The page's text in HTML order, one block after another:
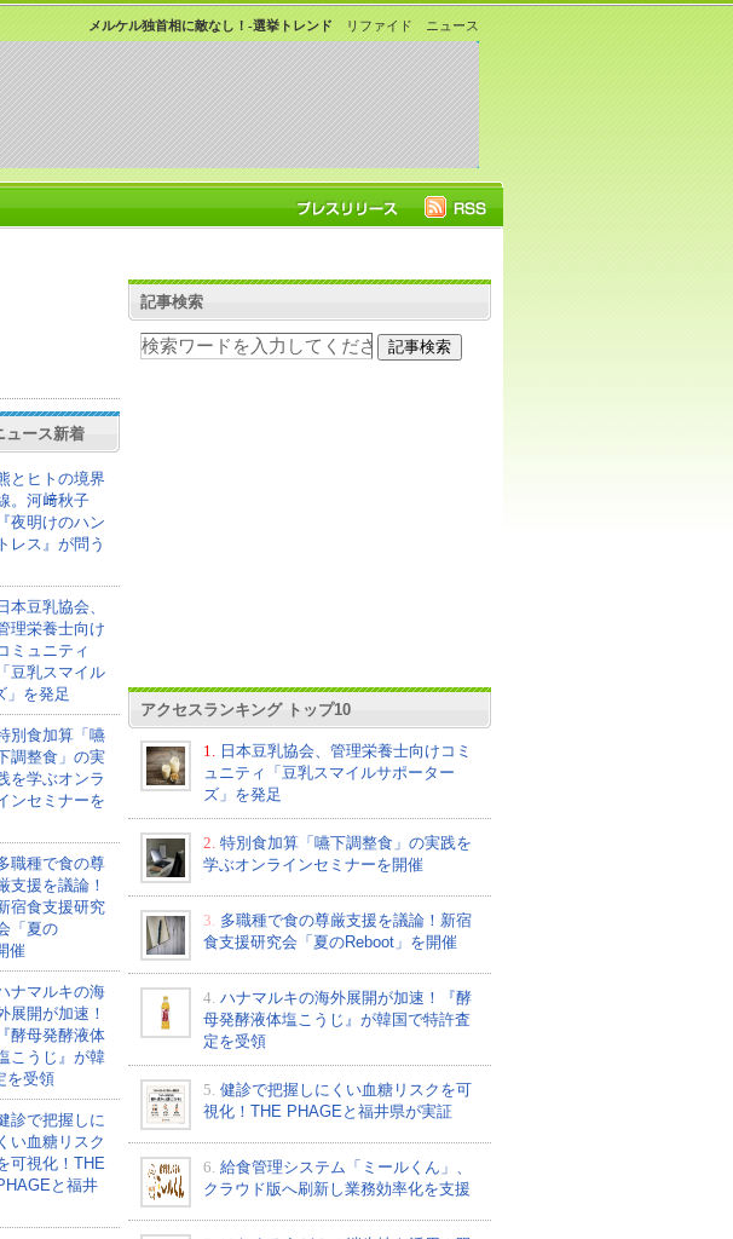
リファイド ニュース
メルケル独首相に敵なし！-選挙トレンド
ュース新着
とヒトの境界
。河﨑秋子
『夜明けのハン
トレス』が問う
日本豆乳協会、
理栄養士向け
ミュニティ
「豆乳スマイル
」を発足
別食加算「嚥
調整食」の実
を学ぶオンラ
ンセミナーを
職種で食の尊
支援を議論！
宿食支援研究
「夏の
催
ナマルキの海
展開が加速！
『酵母発酵液体
こうじ』が韓
を受領
診で把握しに
くい血糖リスク
可視化！THE
と福井
記事検索
アクセスランキング トップ10
1.
日本豆乳協会、管理栄養士向けコミ
ュニティ「豆乳スマイルサポーター
ズ」を発足
2. 特別食加算「嚥下調整食」の実践を
学ぶオンラインセミナーを開催
3. 多職種で食の尊厳支援を議論！新宿
食支援研究会「夏のReboot」を開催
4. ハナマルキの海外展開が加速！『酵
母発酵液体塩こうじ』が韓国で特許査
定を受領
5. 健診で把握しにくい血糖リスクを可
視化！THE PHAGEと福井県が実証
6. 給食管理システム「ミールくん」、
クラウド版へ刷新し業務効率化を支援